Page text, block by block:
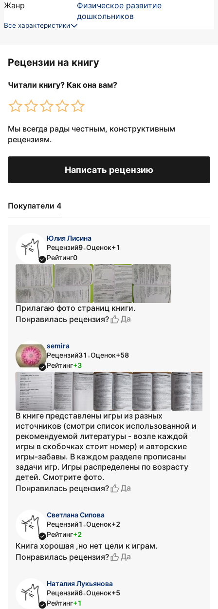
Жанр
Физическое развитие
дошкольников
Все характеристики
Рецензии на книгу
Читали книгу? Как она вам?
Мы всегда рады честным, конструктивным
рецензиям.
Написать рецензию
Покупатели 4
Юлия Лисина
Рецензий9•Оценок+1
Рейтинг0
Прилагаю фото страниц книги.
Понравилась рецензия?
Да
semira
Рецензий31 •Оценок+58
Рейтинг+3
В книге представлены игры из разных
источников (смотри список использованной и
рекомендуемой литературы - возле каждой
игры в скобочках стоит номер) и авторские
игры-забавы. В каждом разделе прописаны
задачи игр. Игры распределены по возрасту
детей. Смотрите фото.
Понравилась рецензия?
Да
Светлана Сипова
Рецензий1 •Оценок+2
Рейтинг+2
Книга хорошая ,но нет цели к играм.
Понравилась рецензия?
Да
Наталия Лукьянова
Рецензий6•Оценок+5
Рейтинг+1